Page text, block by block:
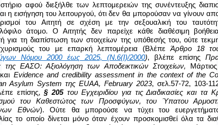
αφού διεξήλθε των λεπτομερειών της συνέντευξης
η εισήγηση του λειτουργού, ότι δεν θα μπορούσαν να γίνουν
του Αιτητή σε σχέση με την σεξουαλική του
άτομο. Ο Αιτητής δεν παρείχε κάθε διαθέσιμη
για τη διαπίστωση των στοιχείων της υπόθεσής του, ούτε
του με επαρκή λεπτομέρεια (ΒλέπεΆρθρο 18
Νόμου 2000 έως 2025, (Ν.6(Ι)/2000), βλέπε επίσης
της ΕΑΣΟ: Αξιολόγηση των Αποδεικτικών Στοιχείων,
Evidence and credibility assessment in the context of the
Asylum System τηςEUAA,February 2023, σελ.57-72, 103-
επίσης,§ 205του Εγχειριδίου για τις Διαδικασίες και τα
του Καθεστώτος των Προσφύγων, του Ύπατου
Εθνών). Ούτε θα μπορούσε να τύχει του
το οποίο δίνεται μόνο όταν έχουν προσκομισθεί όλα τα